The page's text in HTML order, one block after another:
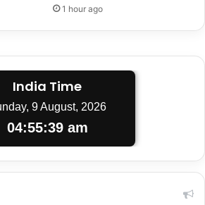
1 hour ago
India Time
9 August, 2026
04:55:40 am